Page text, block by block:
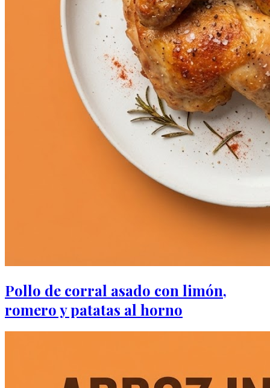
Pollo de corral asado con limón,
romero y patatas al horno